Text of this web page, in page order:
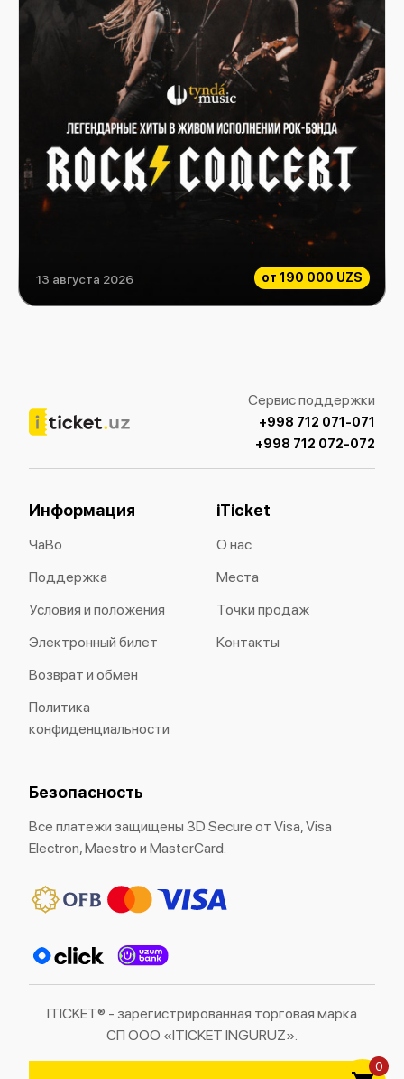
0
от 190 000 UZS
Rock Consert
13 августа 2026
Сервис поддержки
+998 712 071-071
+998 712 072-072
Информация
ЧаВо
Поддержка
Условия и положения
Электронный билет
Возврат и обмен
Политика
конфиденциальности
iTicket
О нас
Места
Точки продаж
Контакты
Безопасность
Все платежи защищены 3D Secure от Visa, Visa
Electron, Maestro и MasterCard.
ITICKET® - зарегистрированная торговая марка
СП ООО «ITICKET INGURUZ».